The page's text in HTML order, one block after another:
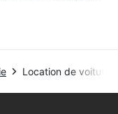
Location de voitures